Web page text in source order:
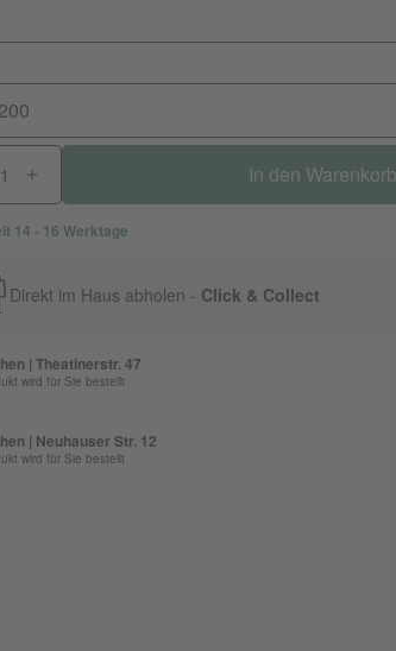
In den Warenkorb
14 - 16 Werktage
Direkt im Haus abholen - Click & Collect
| Theatinerstr. 47
wird für Sie bestellt
| Neuhauser Str. 12
wird für Sie bestellt